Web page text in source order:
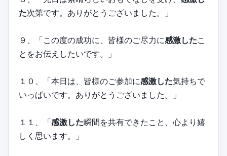
た次第です。ありがとうございました。」
９、「この度の成功に、皆様のご尽力に感激したこ
とをお伝えしたいです。」
１０、「本日は、皆様のご参加に感激した気持ちで
いっぱいです。ありがとうございました。」
１１、「感激した瞬間を共有できたこと、心より嬉
しく思います。」